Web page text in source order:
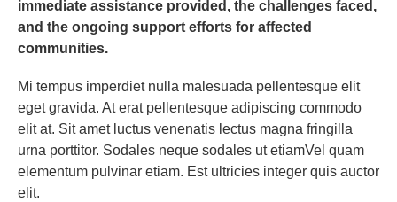
immediate assistance provided, the challenges faced,
and the ongoing support efforts for affected
communities.
Mi tempus imperdiet nulla malesuada pellentesque elit
eget gravida. At erat pellentesque adipiscing commodo
elit at. Sit amet luctus venenatis lectus magna fringilla
urna porttitor. Sodales neque sodales ut etiamVel quam
elementum pulvinar etiam. Est ultricies integer quis auctor
elit.